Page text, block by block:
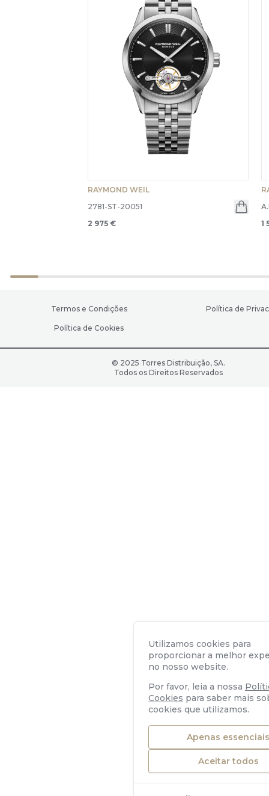
RAYMOND WEIL
2781-ST-20051
2 975 €
1
Termos e Condições Política de
Política de Cookies
© 2025 Torres Distribuição, SA.
Todos os Direitos Reservados
Utilizamos cookies para
proporcionar a melhor
no nosso website.
Por favor, leia a nossa
Cookies para saber mais
cookies que utilizamos.
Apenas
Aceitar todos